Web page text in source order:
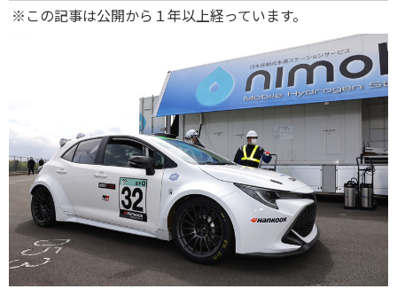
※この記事は公開から１年以上経っています。